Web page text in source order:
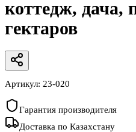
коттедж, дача,
гектаров
Артикул: 23-020
Гарантия производителя
Доставка по Казахстану